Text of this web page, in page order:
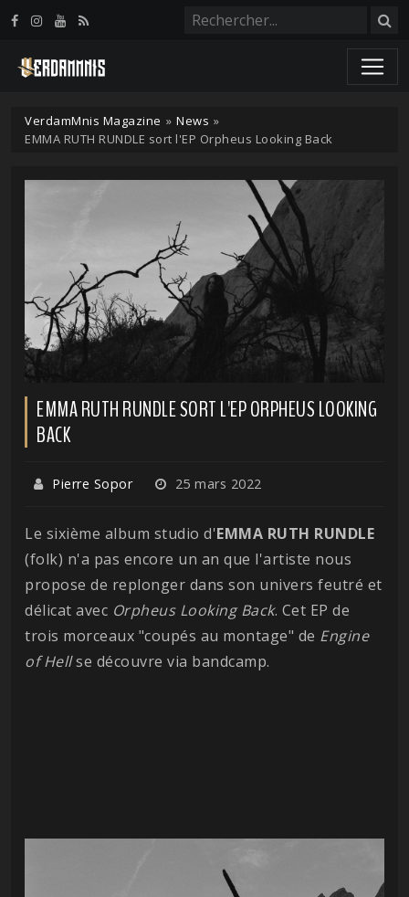
VerdamMnis Magazine » News »
EMMA RUTH RUNDLE sort l'EP Orpheus Looking Back
EMMA RUTH RUNDLE SORT L'EP ORPHEUS LOOKING
BACK
Pierre Sopor 25 mars 2022
Le sixième album studio d'EMMA RUTH RUNDLE
(folk) n'a pas encore un an que l'artiste nous
propose de replonger dans son univers feutré et
délicat avec Orpheus Looking Back. Cet EP de
trois morceaux "coupés au montage" de Engine
of Hellse découvre via bandcamp.
Panneau de gestion des cookies